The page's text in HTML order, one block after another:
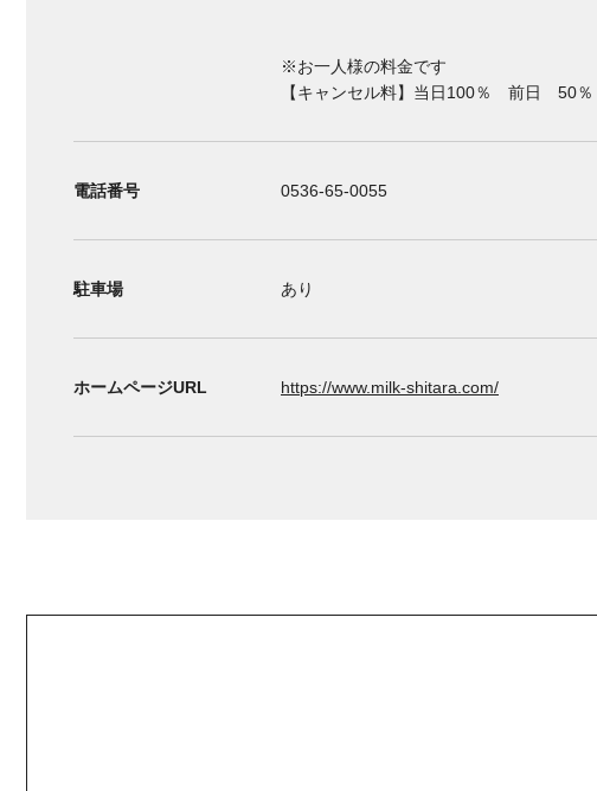
※お一人様の料金です
【キャンセル料】当日100％ 前日 50％
電話番号 0536-65-0055
駐車場 あり
ホームページURL https://www.milk-shitara.com/